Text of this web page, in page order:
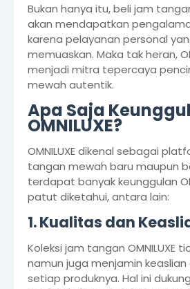
Bukan hanya itu, beli jam tangan
akan mendapatkan
karena pelayanan personal
memuaskan. Maka tak heran,
menjadi mitra tepercaya
mewah autentik.
Apa Saja
OMNILUXE?
OMNILUXE dikenal sebagai
tangan mewah baru maupun
terdapat banyak keunggulan
patut diketahui, antara lain:
1. Kualitas dan
Koleksi jam tangan OMNILUXE
namun juga menjamin
setiap produknya. Hal ini